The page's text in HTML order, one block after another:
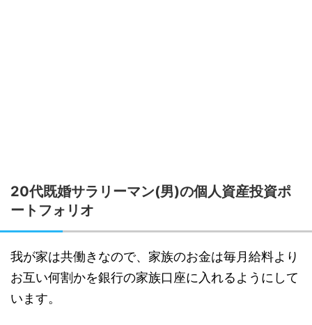
20代既婚サラリーマン(男)の個人資産投資ポ
ートフォリオ
我が家は共働きなので、家族のお金は毎月給料より
お互い何割かを銀行の家族口座に入れるようにして
います。